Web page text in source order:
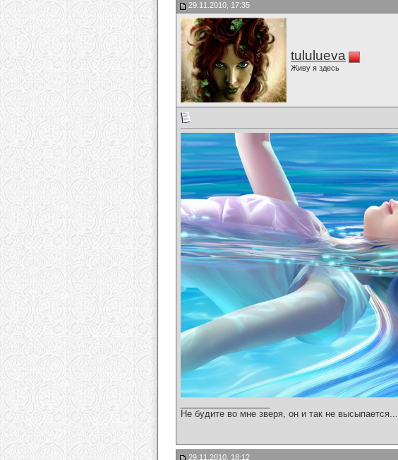
29.11.2010, 17:35
tululueva
Живу я здесь
Не будите во мне зверя, он и так не высыпается...
29.11.2010, 18:12